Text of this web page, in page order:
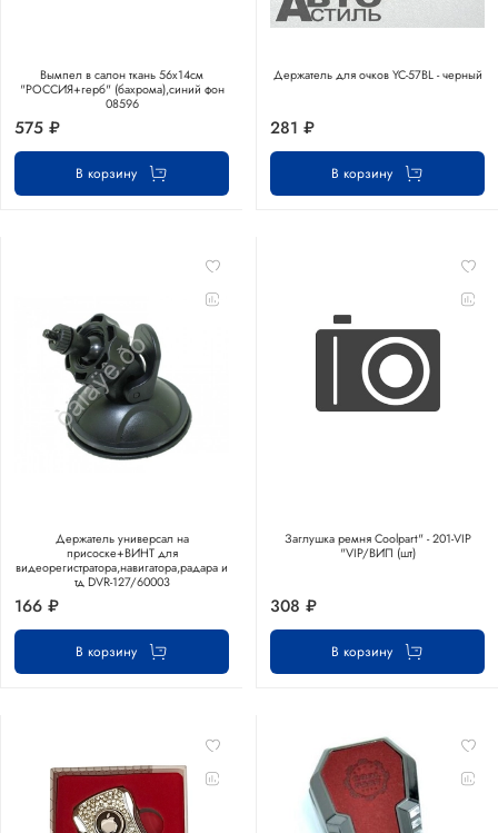
Вымпел в салон ткань 56х14см
"РОССИЯ+герб" (бахрома),синий фон
08596
575 ₽
В корзину
Держатель для очков YC-57BL - черный
281 ₽
В корзину
Держатель универсал на
присоске+ВИНТ для
видеорегистратора,навигатора,радара и
тд DVR-127/60003
166 ₽
В корзину
Заглушка ремня Coolpart" - 201-VIP
"VIP/ВИП (шт)
308 ₽
В корзину